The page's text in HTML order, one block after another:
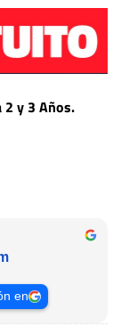
2 y 3 Años.
en